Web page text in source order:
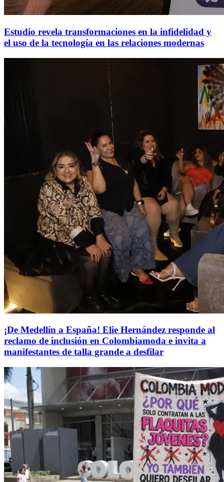
Estudio revela transformaciones en la infidelidad y
el uso de la tecnología en las relaciones modernas
¡De Medellín a España! Elie Hernández responde al
reclamo de inclusión en Colombiamoda e invita a
manifestantes de talla grande a desfilar